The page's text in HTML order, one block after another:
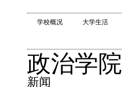
学校概况 大学生活
政治学院
新闻